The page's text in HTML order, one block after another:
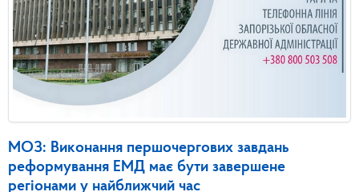
МОЗ: Виконання першочергових завдань
реформування ЕМД має бути завершене
регіонами у найближчий час